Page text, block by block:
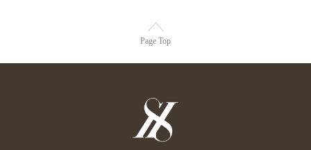
Page Top